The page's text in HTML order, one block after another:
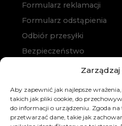
Aby zapewnić jak najlepsze
takich jak pliki cookie, do
do informacji o urządzeniu. Zgoda
przetwarzać dane, takie jak
Formularz reklamacji
Formularz odstąpienia
Odbiór przesyłki
Bezpieczeństwo
Polityka prywatności
Zakup na raty
Kontakt